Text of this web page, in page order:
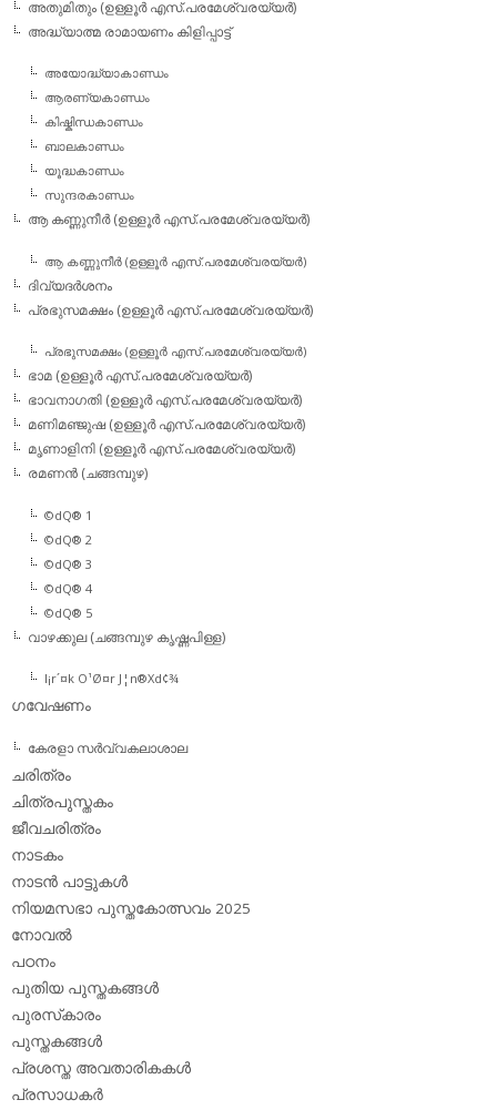
അതുമിതും (ഉള്ളൂര്‍ എസ്.പരമേശ്വരയ്യര്‍)
അദ്ധ്യാത്മ രാമായണം കിളിപ്പാട്ട്‌
അയോദ്ധ്യാകാണ്ഡം
ആരണ്യകാണ്ഡം
കിഷ്കിന്ധകാണ്ഡം
ബാലകാണ്ഡം
യൂദ്ധകാണ്ഡം
സുന്ദരകാണ്ഡം
ആ കണ്ണുനീര്‍ (ഉള്ളൂര്‍ എസ്.പരമേശ്വരയ്യര്‍)
ആ കണ്ണുനീര്‍ (ഉള്ളൂര്‍ എസ്.പരമേശ്വരയ്യര്‍)
ദിവ്യദര്‍ശനം
പ്രഭുസമക്ഷം (ഉള്ളൂര്‍ എസ്.പരമേശ്വരയ്യര്‍)
പ്രഭുസമക്ഷം (ഉള്ളൂര്‍ എസ്.പരമേശ്വരയ്യര്‍)
ഭാമ (ഉള്ളൂര്‍ എസ്.പരമേശ്വരയ്യര്‍)
ഭാവനാഗതി (ഉള്ളൂര്‍ എസ്.പരമേശ്വരയ്യര്‍)
മണിമഞ്ജുഷ (ഉള്ളൂര്‍ എസ്.പരമേശ്വരയ്യര്‍)
മൃണാളിനി (ഉള്ളൂര്‍ എസ്.പരമേശ്വരയ്യര്‍)
രമണന്‍ (ചങ്ങമ്പുഴ)
©dQ® 1
©dQ® 2
©dQ® 3
©dQ® 4
©dQ® 5
വാഴക്കുല (ചങ്ങമ്പുഴ കൃഷ്ണപിള്ള)
l¡r´¤k O¹Ø¤r J¦n®Xd¢¾
ഗവേഷണം
കേരളാ സര്‍വ്വകലാശാല
ചരിത്രം
ചിത്രപുസ്തകം
ജീവചരിത്രം
നാടകം
നാടന്‍ പാട്ടുകള്‍
നിയമസഭാ പുസ്തകോത്സവം 2025
നോവല്‍
പഠനം
പുതിയ പുസ്തകങ്ങള്‍
പുരസ്‌കാരം
പുസ്തകങ്ങള്‍
പ്രശസ്ത അവതാരികകള്‍
പ്രസാധകര്‍